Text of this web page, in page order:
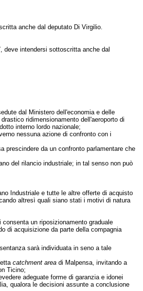
anche dal deputato Di Virgilio.
deve intendersi sottoscritta anche dal
dal Ministero dell'economia e delle
ridimensionamento dell'aeroporto di
interno lordo nazionale;
nessuna azione di confronto con i
prescindere da un confronto parlamentare che
del rilancio industriale; in tal senso non può
Industriale e tutte le altre offerte di acquisto
altresì quali siano stati i motivi di natura
un riposizionamento graduale
di acquisizione da parte della compagnia
sarà individuata in seno a tale
catchment areadi Malpensa, invitando a
Ticino;
adeguate forme di garanzia e idonei
qualora le decisioni assunte a conclusione